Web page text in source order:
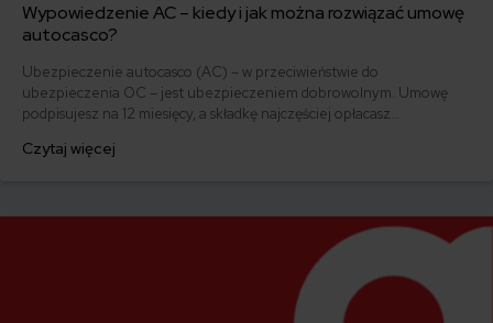
Wypowiedzenie AC – kiedy i jak można rozwiązać umowę
autocasco?
Ubezpieczenie autocasco (AC) – w przeciwieństwie do
ubezpieczenia OC – jest ubezpieczeniem dobrowolnym. Umowę
podpisujesz na 12 miesięcy, a składkę najczęściej opłacasz
ofertę lub zdecydowałeś się sprzedać samochód w trakcie trwania
Czytaj więcej